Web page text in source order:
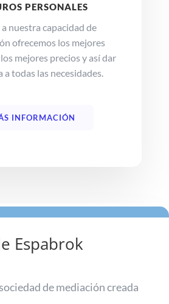
PERSONALES
nuestra capacidad de
ofrecemos los mejores
mejores precios y así dar
a todas las necesidades.
INFORMACIÓN
Espabrok
de mediación creada